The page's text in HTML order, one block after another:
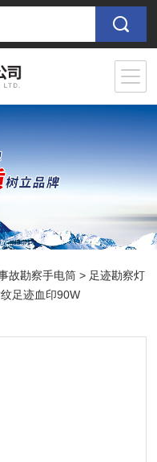
故勘察手电筒 > 足迹勘察灯
足迹血印90W